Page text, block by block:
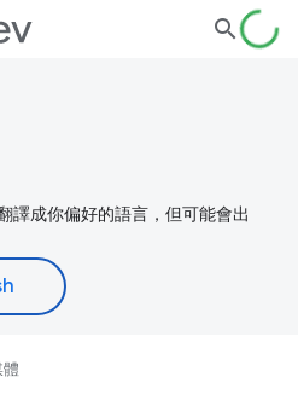
譯成你偏好的語言，但可能會出